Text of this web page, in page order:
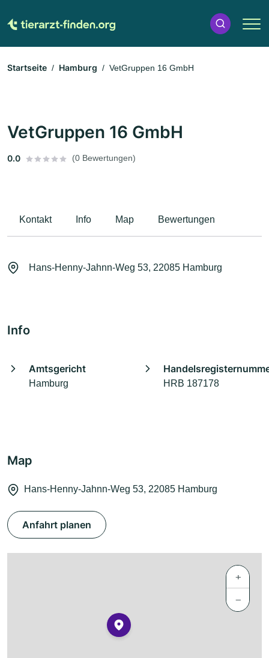
Startseite Hamburg VetGruppen 16 GmbH
VetGruppen 16 GmbH
0.0 (0 Bewertungen)
Kontakt Info Map Bewertungen
Hans-Henny-Jahnn-Weg 53, 22085 Hamburg
Info
Amtsgericht
Hamburg HRB 187178
Map
Hans-Henny-Jahnn-Weg 53, 22085 Hamburg
Anfahrt planen
+
−